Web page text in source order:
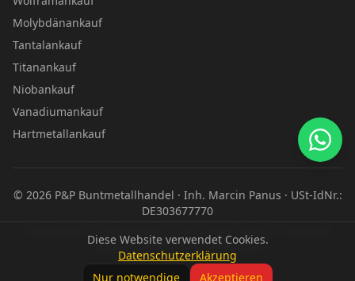
Molybdänankauf
Tantalankauf
Titanankauf
Niobankauf
Vanadiumankauf
Hartmetallankauf
© 2026P&P Buntmetallhandel · Inh. Marcin Panus · USt-IdNr.:
DE303677770
verwurzelt, fair und transparent
ImpressumDatenschutz
Diese Website verwendet Cookies.
Datenschutzerklärung
Nur notwendige
Akzeptieren